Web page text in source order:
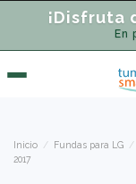
¡Disfruta
En
Inicio Fundas para LG
2017